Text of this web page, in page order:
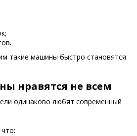
такие машины быстро становятся
нравятся не всем
одинаково любят современный